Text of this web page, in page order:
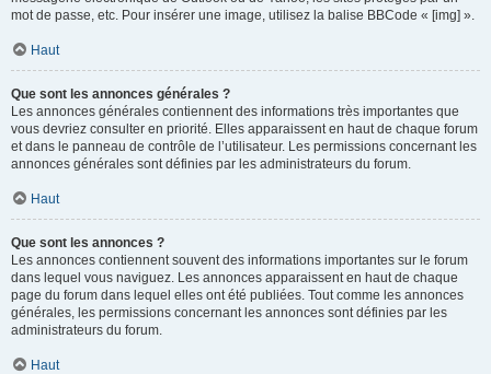
mot de passe, etc. Pour insérer une image, utilisez la balise BBCode « [img] ».
Haut
Que sont les annonces générales ?
Les annonces générales contiennent des informations très importantes que
vous devriez consulter en priorité. Elles apparaissent en haut de chaque forum
et dans le panneau de contrôle de l’utilisateur. Les permissions concernant les
annonces générales sont définies par les administrateurs du forum.
Haut
Que sont les annonces ?
Les annonces contiennent souvent des informations importantes sur le forum
dans lequel vous naviguez. Les annonces apparaissent en haut de chaque
page du forum dans lequel elles ont été publiées. Tout comme les annonces
générales, les permissions concernant les annonces sont définies par les
administrateurs du forum.
Haut